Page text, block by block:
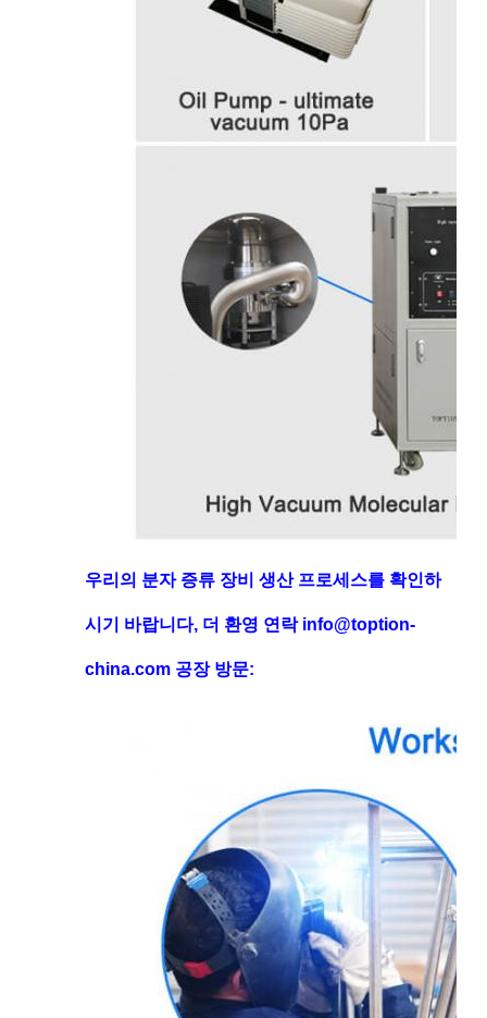
우리의 분자 증류 장비 생산 프로세스를 확인하
시기 바랍니다, 더 환영 연락 info@toption-
china.com 공장 방문: